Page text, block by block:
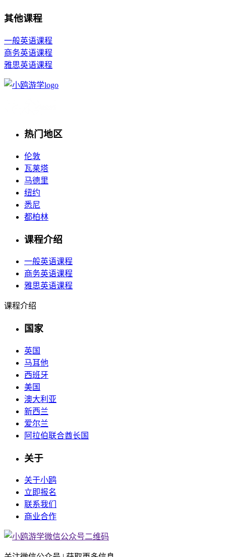
其他课程
一般英语课程
商务英语课程
雅思英语课程
热门地区
伦敦
瓦莱塔
马德里
纽约
悉尼
都柏林
课程介绍
一般英语课程
商务英语课程
雅思英语课程
课程介绍
国家
英国
马耳他
西班牙
美国
澳大利亚
新西兰
爱尔兰
阿拉伯联合酋长国
关于
关于小鸥
立即报名
联系我们
商业合作